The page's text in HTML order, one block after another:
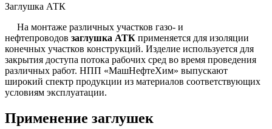
Заглушка АТК
На монтаже различных участков газо- и
нефтепроводов заглушка АТК применяется для изоляции
конечных участков конструкций. Изделие используется для
закрытия доступа потока рабочих сред во время проведения
различных работ. НПП «МашНефтеХим» выпускают
широкий спектр продукции из материалов соответствующих
условиям эксплуатации.
Применение заглушек